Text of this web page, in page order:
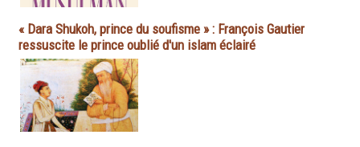
« Dara Shukoh, prince du soufisme » : François Gautier
ressuscite le prince oublié d'un islam éclairé